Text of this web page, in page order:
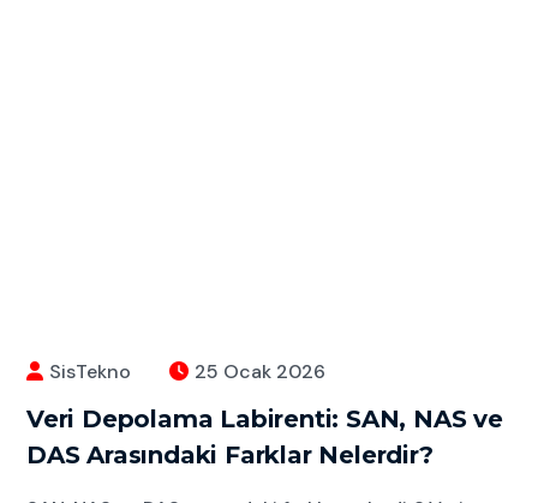
SisTekno 25 Ocak 2026
Veri Depolama Labirenti: SAN, NAS ve
DAS Arasındaki Farklar Nelerdir?